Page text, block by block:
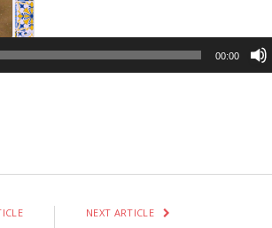
00:00
NEXT ARTICLE